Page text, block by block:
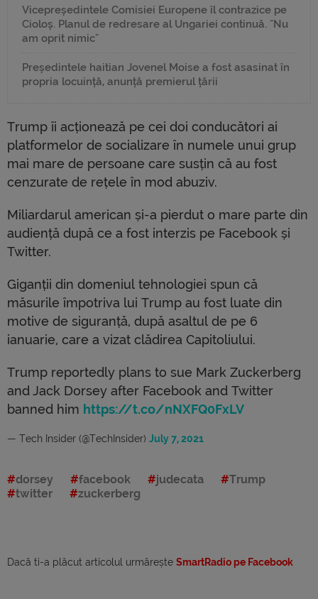
Vicepreședintele Comisiei Europene îl contrazice pe
Cioloș. Planul de redresare al Ungariei continuă. "Nu
am oprit nimic"
Președintele haitian Jovenel Moise a fost asasinat în
propria locuință, anunță premierul țării
Trump îi acționează pe cei doi conducători ai
platformelor de socializare în numele unui grup
mai mare de persoane care susțin că au fost
cenzurate de rețele în mod abuziv.
Miliardarul american și-a pierdut o mare parte din
audiență după ce a fost interzis pe Facebook și
Twitter.
Giganții din domeniul tehnologiei spun că
măsurile împotriva lui Trump au fost luate din
motive de siguranță, după asaltul de pe 6
ianuarie, care a vizat clădirea Capitoliului.
Trump reportedly plans to sue Mark Zuckerberg
and Jack Dorsey after Facebook and Twitter
banned him https://t.co/nNXFQ0FxLV
— Tech Insider (@TechInsider) July 7, 2021
dorsey facebook judecata
Trump
twitter
zuckerberg
Dacă ti-a plăcut articolul urmărește SmartRadio pe Facebook